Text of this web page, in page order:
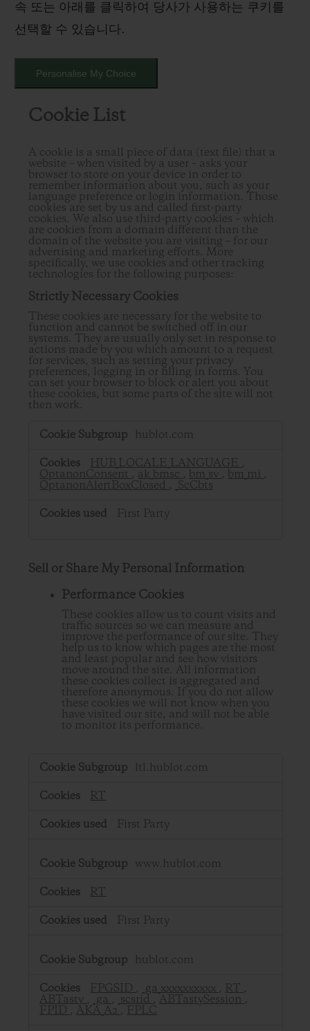
속 또는 아래를 클릭하여 당사가 사용하는 쿠키를
선택할 수 있습니다.
Personalise My Choice
Cookie List
A cookie is a small piece of data (text file) that a
website – when visited by a user – asks your
browser to store on your device in order to
remember information about you, such as your
language preference or login information. Those
cookies are set by us and called first-party
cookies. We also use third-party cookies – which
are cookies from a domain different than the
domain of the website you are visiting – for our
advertising and marketing efforts. More
specifically, we use cookies and other tracking
technologies for the following purposes:
Strictly Necessary Cookies
These cookies are necessary for the website to
function and cannot be switched off in our
systems. They are usually only set in response to
actions made by you which amount to a request
for services, such as setting your privacy
preferences, logging in or filling in forms. You
can set your browser to block or alert you about
these cookies, but some parts of the site will not
then work.
Strictly
Necessary
hublot.com
HUB_LOCALE_LANGUAGE ,
OptanonConsent , ak_bmsc , bm_sv , bm_mi ,
OptanonAlertBoxClosed , _ScCbts
First Party
Sell or Share My Personal Information
Performance Cookies
These cookies allow us to count visits and
traffic sources so we can measure and
improve the performance of our site. They
help us to know which pages are the most
and least popular and see how visitors
move around the site. All information
these cookies collect is aggregated and
therefore anonymous. If you do not allow
these cookies we will not know when you
have visited our site, and will not be able
to monitor its performance.
,Performance
Cookies
ltl.hublot.com
RT
First Party
www.hublot.com
RT
First Party
hublot.com
FPGSID , _ga_xxxxxxxxxx , RT
,
ABTasty , _ga , _scsrid , ABTastySession ,
FPID , AKA_A2 , FPLC